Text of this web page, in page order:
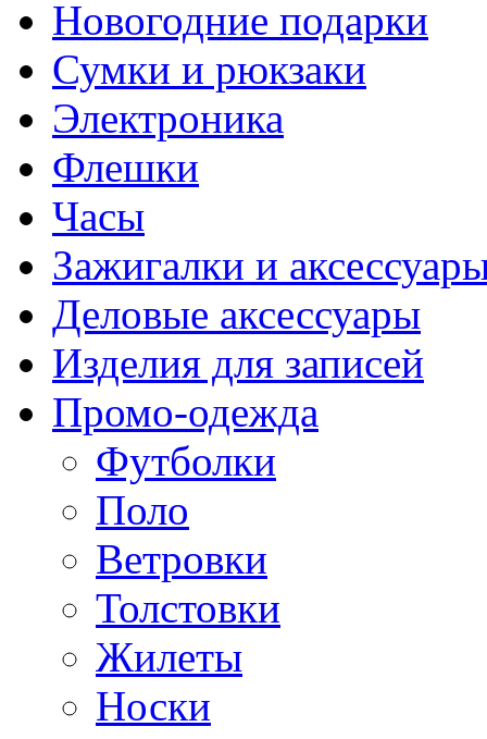
Новогодние подарки
Сумки и рюкзаки
Электроника
Флешки
Часы
Зажигалки и
Деловые аксессуары
Изделия для записей
Промо-одежда
Футболки
Поло
Ветровки
Толстовки
Жилеты
Носки